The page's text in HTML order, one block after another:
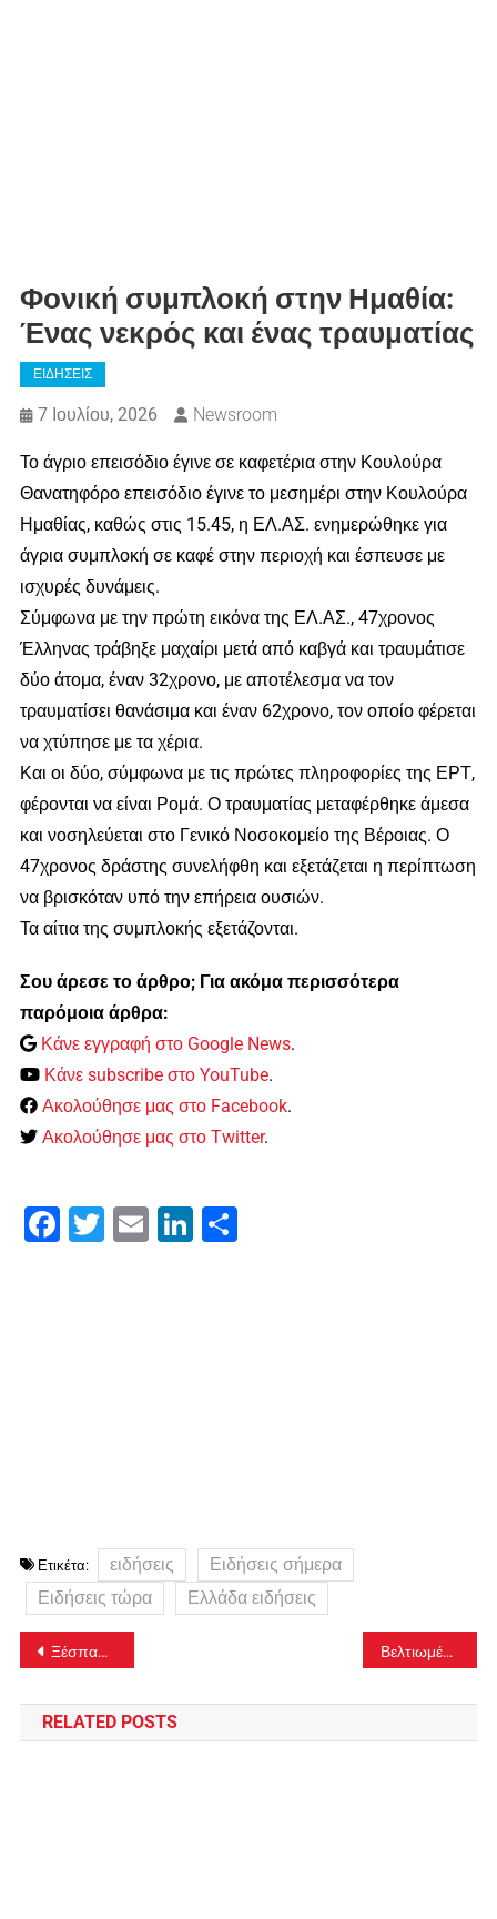
Φονική συμπλοκή στην Ημαθία:
Ένας νεκρός και ένας τραυματίας
ΕΙΔΗΣΕΙΣ
7 Ιουλίου, 2026 Newsroom
Το άγριο επεισόδιο έγινε σε καφετέρια στην Κουλούρα
Θανατηφόρο επεισόδιο έγινε το μεσημέρι στην Κουλούρα
Ημαθίας, καθώς στις 15.45, η ΕΛ.ΑΣ. ενημερώθηκε για
άγρια συμπλοκή σε καφέ στην περιοχή και έσπευσε με
ισχυρές δυνάμεις.
Σύμφωνα με την πρώτη εικόνα της ΕΛ.ΑΣ., 47χρονος
Έλληνας τράβηξε μαχαίρι μετά από καβγά και τραυμάτισε
δύο άτομα, έναν 32χρονο, με αποτέλεσμα να τον
τραυματίσει θανάσιμα και έναν 62χρονο, τον οποίο φέρεται
να χτύπησε με τα χέρια.
Και οι δύο, σύμφωνα με τις πρώτες πληροφορίες της ΕΡΤ,
φέρονται να είναι Ρομά. Ο τραυματίας μεταφέρθηκε άμεσα
και νοσηλεύεται στο Γενικό Νοσοκομείο της Βέροιας. Ο
47χρονος δράστης συνελήφθη και εξετάζεται η περίπτωση
να βρισκόταν υπό την επήρεια ουσιών.
Τα αίτια της συμπλοκής εξετάζονται.
Σου άρεσε το άρθρο; Για ακόμα περισσότερα
παρόμοια άρθρα:
Κάνε εγγραφή στο Google News.
Κάνε subscribe στο YouTube.
Ακολούθησε μας στο Facebook.
Ακολούθησε μας στο Twitter.
Facebook
Twitter Email LinkedIn
Ετικέτα: ειδήσεις
Ειδήσεις σήμερα
Ειδήσεις τώρα
Ελλάδα ειδήσεις
Πλοήγηση
άρθρων
Ξέσπασε φωτιά στη Θέρμη Θεσσαλονίκης Βελτιωμένη είναι η εικόνα της φωτιάς σε δύσβατη περιοχή μεταξύ Χρούσου και Σκάλας Ερεσού στην Λέσβο
RELATED POSTS